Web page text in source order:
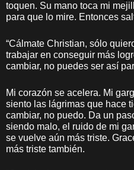
toquen. Su mano toca mi
para que lo mire. Entonces
“Cálmate Christian, sólo
trabajar en conseguir más
cambiar, no puedes ser así
Mi corazón se acelera. Mi
siento las lágrimas que hace
cambiar, no puedo. Da un
siendo malo, el ruido de mi
se vuelve aún más triste.
más triste también.